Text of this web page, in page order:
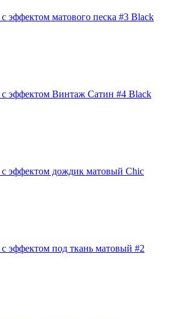
эффектом матового песка #3 Black
с эффектом Винтаж Сатин #4 Black
с эффектом дождик матовый Chic
эффектом под ткань матовый #2